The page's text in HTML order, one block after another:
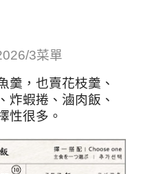
3菜單
羹，也賣花枝羹、
炸蝦捲、滷肉飯、
性很多。